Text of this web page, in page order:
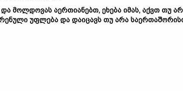
მოლდოვას აერთიანებთ, ეხება იმას, აქვთ თუ
უფლება და დაიცავს თუ არა